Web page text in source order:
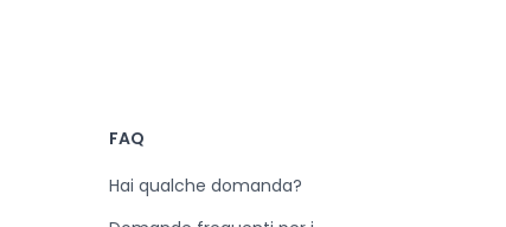
FAQ
Hai qualche domanda?